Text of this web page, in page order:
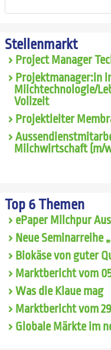
Stellenmarkt
Project Manager
Projektmanager:in
Milchtechnologie/
Vollzeit
Projektleiter
Milchwirtschaft (m/
Top 6 Themen
ePaper Milchpur
Neue Seminarreihe
Biokäse von guter
Marktbericht vom
Was die Klaue mag
Marktbericht vom
Globale Märkte im